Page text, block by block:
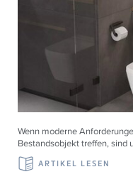
Wenn moderne
Bestandsobjekt treffen, sind
ARTIKEL LESEN